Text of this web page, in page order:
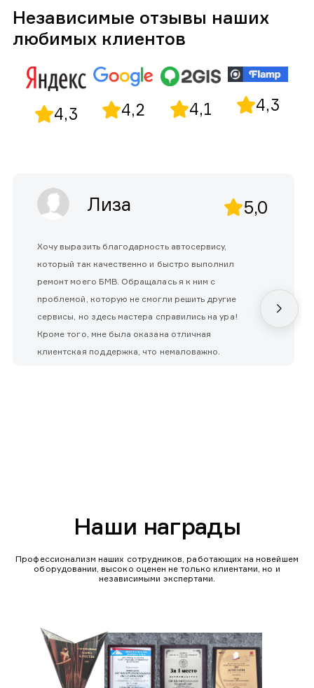
Независимые отзывы наших
любимых клиентов
4,3 4,2 4,1 4,3
Лиза 5,0
Хочу выразить благодарность автосервису,
который так качественно и быстро выполнил
ремонт моего БМВ. Обращалась я к ним с
проблемой, которую не смогли решить другие
сервисы, но здесь мастера справились на ура!
Кроме того, мне была оказана отличная
клиентская поддержка, что немаловажно.
Наши награды
Профессионализм наших сотрудников, работающих на новейшем
оборудовании, высоко оценен не только клиентами, но и
независимыми экспертами.